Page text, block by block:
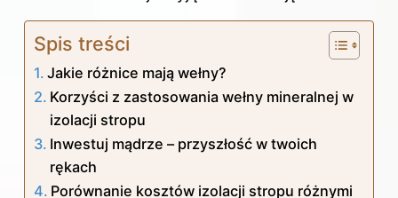
Spis treści
Jakie różnice mają wełny?
Korzyści z zastosowania wełny mineralnej w
izolacji stropu
Inwestuj mądrze – przyszłość w twoich
rękach
Porównanie kosztów izolacji stropu różnymi